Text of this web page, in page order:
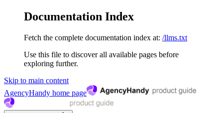
Documentation Index
Fetch the complete documentation index at: /llms.txt
Use this file to discover all available pages before
exploring further.
Skip to main content
AgencyHandy home page